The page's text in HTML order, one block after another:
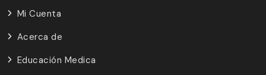
Mi Cuenta
Acerca de
Educación Medica